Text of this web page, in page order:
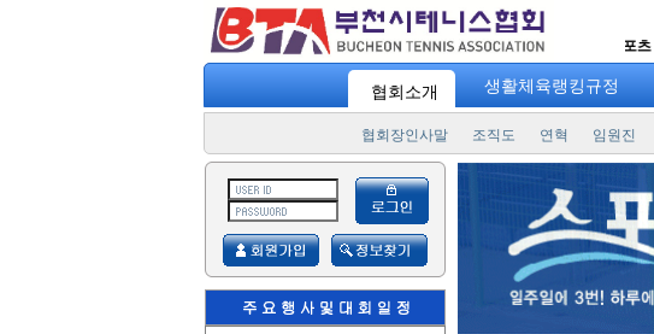
스포츠 7330
협회소개 생활체육랭킹규정
협회장인사말 조직도 연혁 임원진